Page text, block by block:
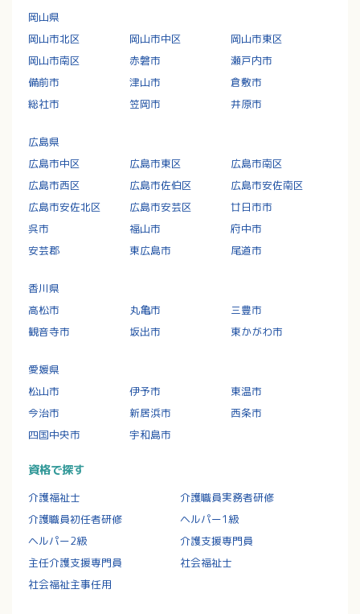
岡山県
岡山市北区
岡山市中区
岡山市東区
岡山市南区
赤磐市
瀬戸内市
備前市
津山市
倉敷市
総社市
笠岡市 井原市
広島県
広島市中区
広島市東区
広島市南区
広島市西区
広島市佐伯区
広島市安佐南区
広島市安佐北区
広島市安芸区
廿日市市
呉市
福山市
府中市
安芸郡
東広島市 尾道市
香川県
高松市
丸亀市
三豊市
観音寺市
坂出市 東かがわ市
愛媛県
松山市
伊予市
東温市
今治市
新居浜市
西条市
四国中央市
宇和島市
資格で探す
介護福祉士
介護職員実務者研修
介護職員初任者研修
ヘルパー1級
ヘルパー2級
介護支援専門員
主任介護支援専門員
社会福祉士
社会福祉主事任用